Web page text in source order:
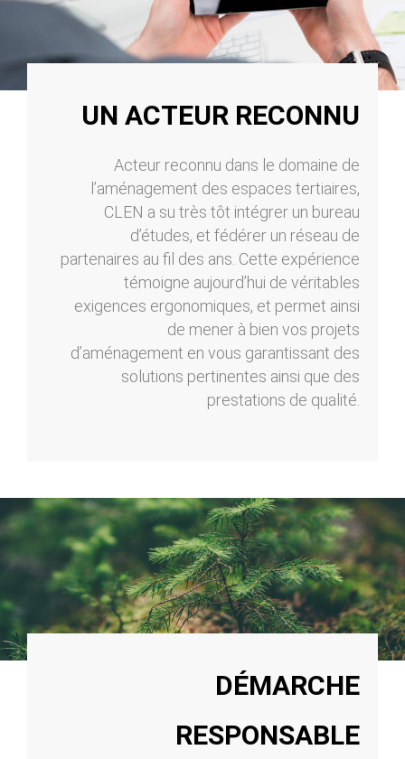
UN ACTEUR RECONNU
Acteur reconnu dans le domaine de
l’aménagement des espaces tertiaires,
CLEN a su très tôt intégrer un bureau
d’études, et fédérer un réseau de
partenaires au fil des ans. Cette expérience
témoigne aujourd’hui de véritables
exigences ergonomiques, et permet ainsi
de mener à bien vos projets
d’aménagement en vous garantissant des
solutions pertinentes ainsi que des
prestations de qualité.
DÉMARCHE
RESPONSABLE